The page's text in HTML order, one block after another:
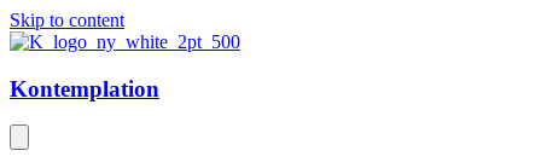
Skip to content
Kontemplation